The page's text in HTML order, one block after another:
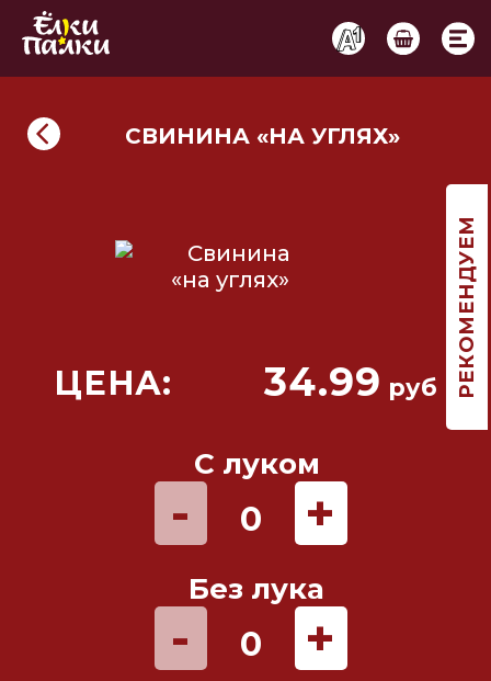
СВИНИНА «НА УГЛЯХ»
РЕКОМЕНДУЕМ
ЦЕНА: 34.99 руб
- 0 +
С луком
- 0 +
Без лука
с
и манго
Клубничный с
имбирем